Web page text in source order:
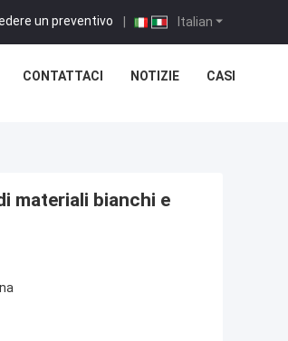
Italian
un preventivo |
CONTATTACI NOTIZIE CASI
materiali bianchi e